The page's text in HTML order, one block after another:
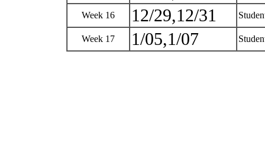
Week 16 12/29,12/31
Week 17 1/05,1/07